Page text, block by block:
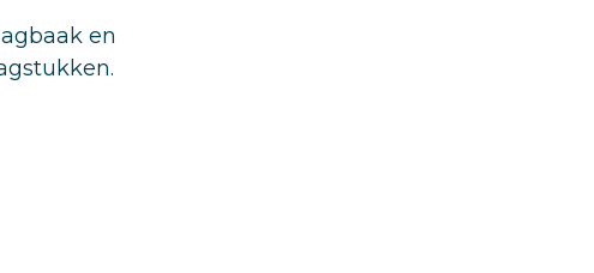
en